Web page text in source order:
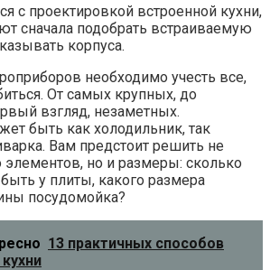
с проектировкой встроенной кухни,
сначала подобрать встраиваемую
корпуса.
необходимо учесть все,
От самых крупных, до
взгляд, незаметных.
быть как холодильник, так
Вам предстоит решить не
элементов, но и размеры: сколько
у плиты, какого размера
посудомойка?
13 практичных способов